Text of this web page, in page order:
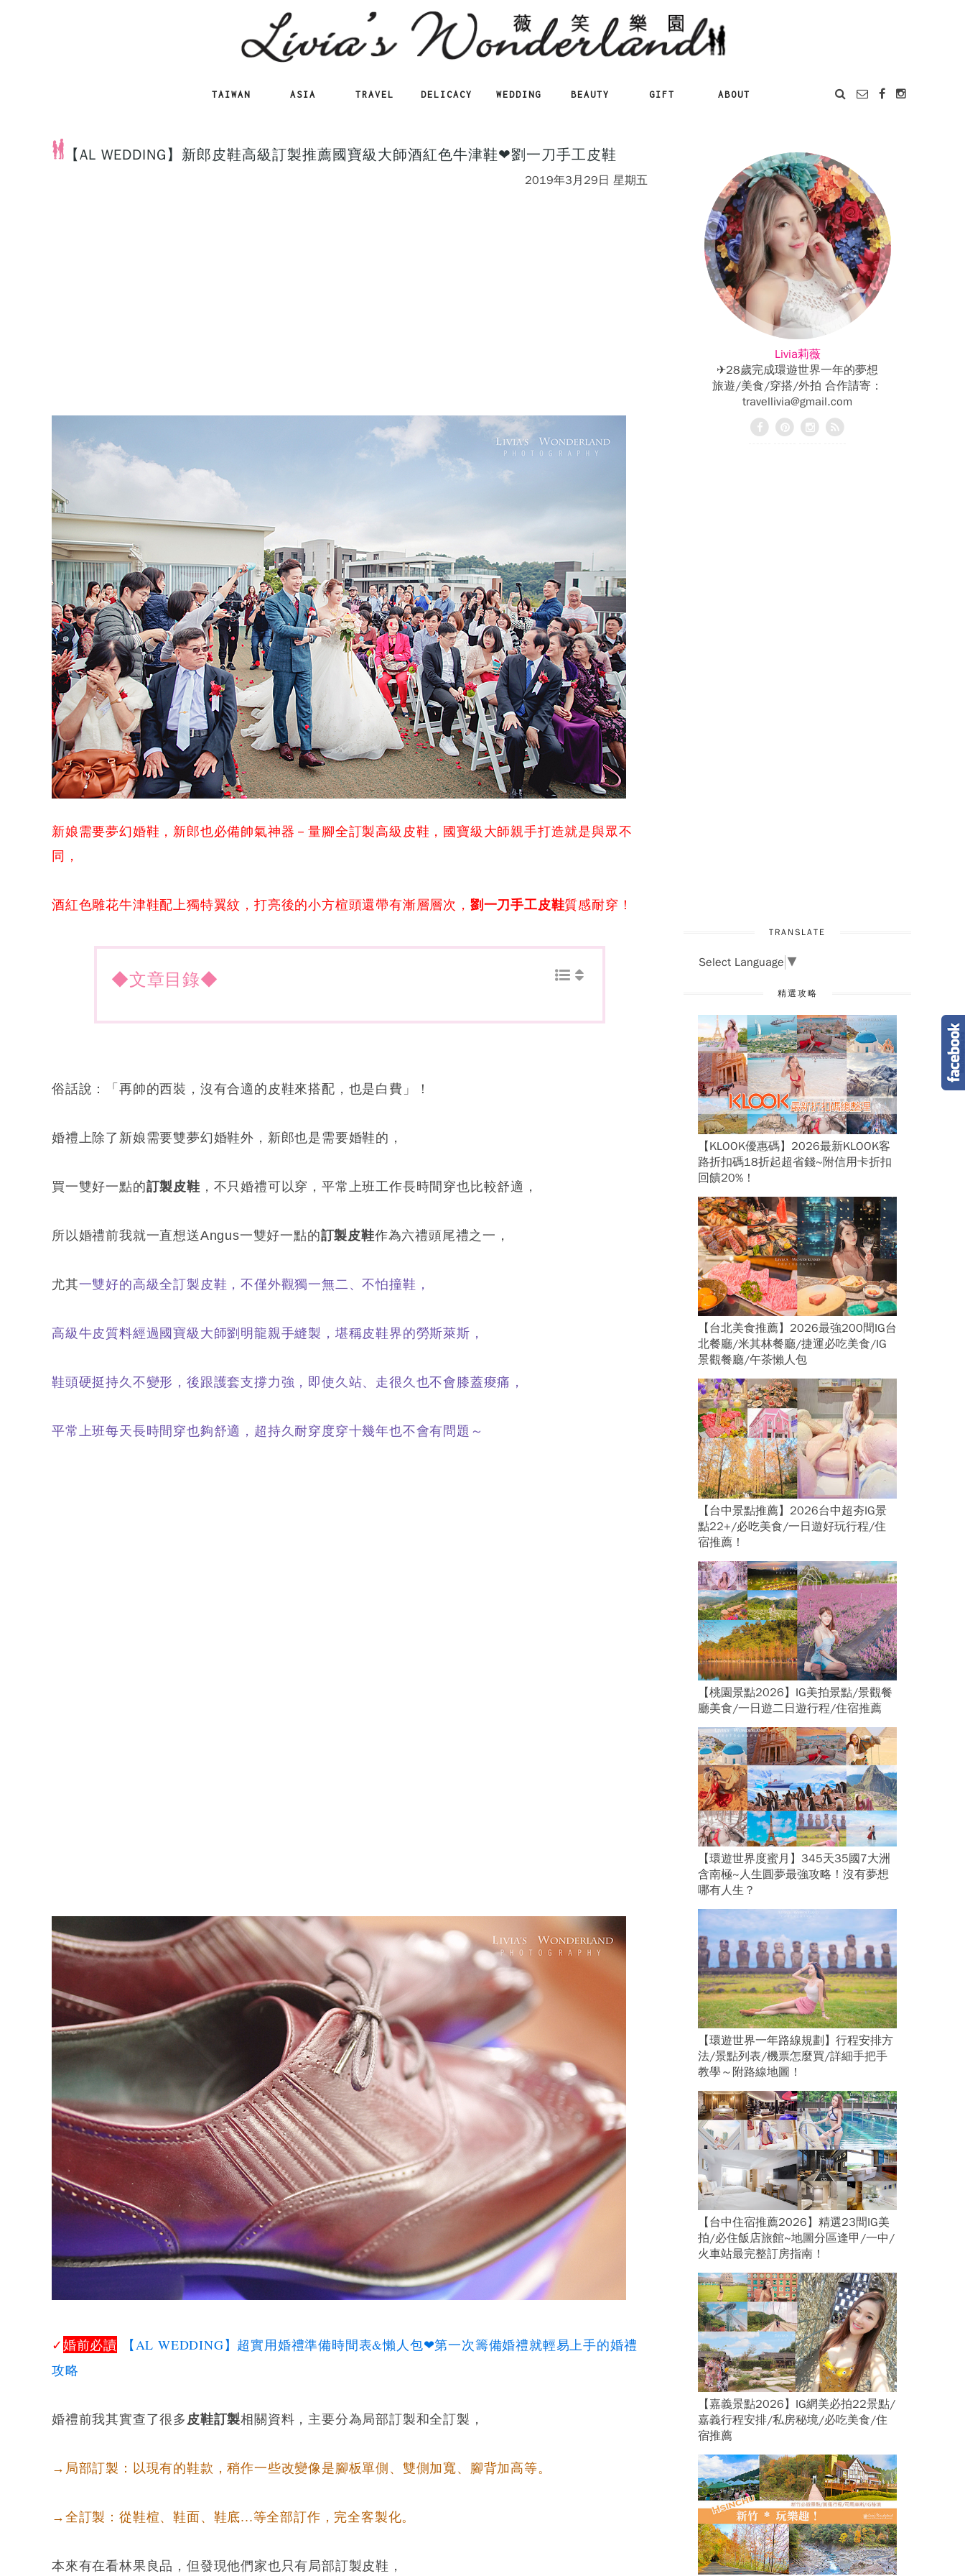
TAIWAN ASIA TRAVEL DELICACY WEDDING BEAUTY GIFT ABOUT
【AL WEDDING】新郎皮鞋高級訂製推薦國寶級大師酒紅色牛津鞋❤劉一刀手工皮鞋
2019年3月29日 星期五
新娘需要夢幻婚鞋，新郎也必備帥氣神器－量腳全訂製高級皮鞋，國寶級大師親手打造就是與眾不
同，
酒紅色雕花牛津鞋配上獨特翼紋，打亮後的小方楦頭還帶有漸層層次， 劉一刀手工皮鞋質感耐穿！
◆文章目錄◆
俗話說：「再帥的西裝，沒有合適的皮鞋來搭配，也是白費」！
婚禮上除了新娘需要雙夢幻婚鞋外，新郎也是需要婚鞋的，
買一雙好一點的訂製皮鞋 ，不只婚禮可以穿，平常上班工作長時間穿也比較舒適，
所以婚禮前我就一直想送Angus一雙好一點的訂製皮鞋作為六禮頭尾禮之一，
尤其一雙好的高級全訂製皮鞋，不僅外觀獨一無二、不怕撞鞋，
高級牛皮質料經過國寶級大師劉明龍親手縫製，堪稱皮鞋界的勞斯萊斯，
鞋頭硬挺持久不變形，後跟護套支撐力強，即使久站、走很久也不會膝蓋痠痛，
平常上班每天長時間穿也夠舒適，超持久耐穿度穿十幾年也不會有問題～
✓婚前必讀
【AL WEDDING】超實用婚禮準備時間表&懶人包❤第一次籌備婚禮就輕易上手的婚禮
攻略
婚禮前我其實查了很多 皮鞋訂製相關資料，主要分為局部訂製和全訂製，
→局部訂製：以現有的鞋款，稍作一些改變像是腳板單側、雙側加寬、腳背加高等。
→全訂製：從鞋楦、鞋面、鞋底...等全部訂作，完全客製化。
本來有在看林果良品，但發現他們家也只有局部訂製皮鞋，
Livia莉薇
✈28歲完成環遊世界一年的夢想
旅遊/美食/穿搭/外拍 合作請寄：
travellivia@gmail.com
TRANSLATE
Select Language ▼
精選攻略
【KLOOK優惠碼】2026最新KLOOK客
路折扣碼18折起超省錢~附信用卡折扣
回饋20%！
【台北美食推薦】2026最強200間IG台
北餐廳/米其林餐廳/捷運必吃美食/IG
景觀餐廳/午茶懶人包
【台中景點推薦】2026台中超夯IG景
點22+/必吃美食/一日遊好玩行程/住
宿推薦！
【桃園景點2026】IG美拍景點/景觀餐
廳美食/一日遊二日遊行程/住宿推薦
【環遊世界度蜜月】345天35國7大洲
含南極~人生圓夢最強攻略！沒有夢想
哪有人生？
【環遊世界一年路線規劃】行程安排方
法/景點列表/機票怎麼買/詳細手把手
教學～附路線地圖！
【台中住宿推薦2026】精選23間IG美
拍/必住飯店旅館~地圖分區逢甲/一中/
火車站最完整訂房指南！
【嘉義景點2026】IG網美必拍22景點/
嘉義行程安排/私房秘境/必吃美食/住
宿推薦